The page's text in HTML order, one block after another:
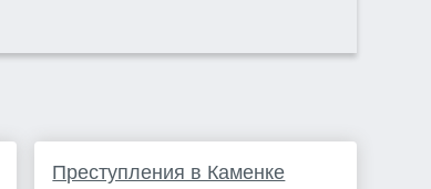
Преступления в Каменке